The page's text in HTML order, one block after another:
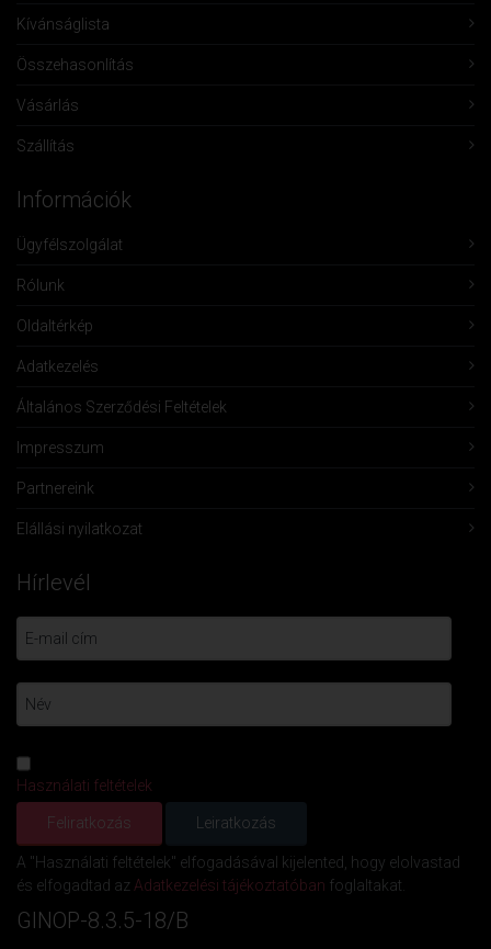
Kívánságlista
Összehasonlítás
Vásárlás
Szállítás
Információk
Ügyfélszolgálat
Rólunk
Oldaltérkép
Adatkezelés
Általános Szerződési Feltételek
Impresszum
Partnereink
Elállási nyilatkozat
Hírlevél
Használati feltételek
A "Használati feltételek" elfogadásával kijelented, hogy elolvastad
és elfogadtad az Adatkezelési tájékoztatóban foglaltakat.
GINOP-8.3.5-18/B